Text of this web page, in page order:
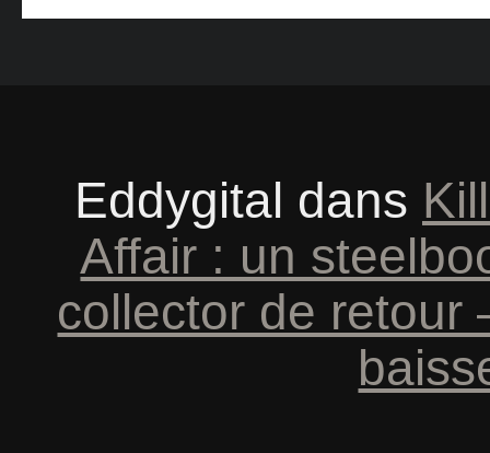
Eddygital dans
Affair : un
collector de retour